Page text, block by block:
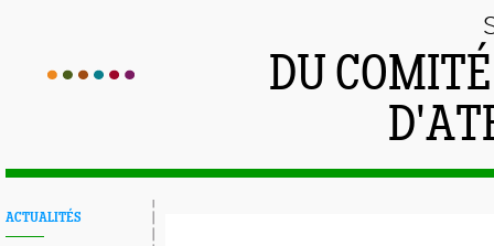
DU
ACTUALITÉS